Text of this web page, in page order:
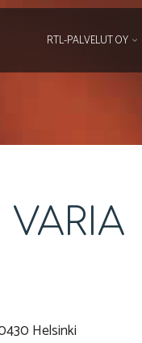
RTL-PALVELUT OY
Helsinki